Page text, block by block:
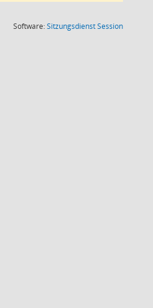
Software:SitzungsdienstSession(Wird in